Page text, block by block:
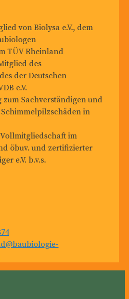
von Biolysa e.V., dem
TÜV Rheinland
des
der Deutschen
e.V.
zum Sachverständigen und
in
im
öbuv. und zertifizierter
e.V. b.v.s.